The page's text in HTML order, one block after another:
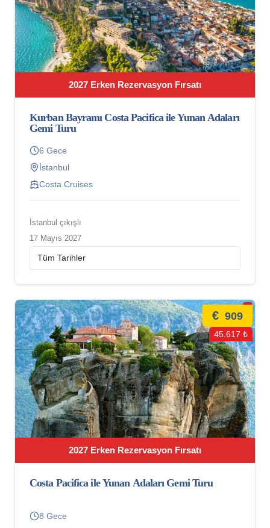
2027 Erken Rezervasyon Fırsatı
Kurban Bayramı Costa Pacifica ile Yunan Adaları
Gemi Turu
6 Gece
İstanbul
Costa Cruises
İstanbul çıkışlı
17 Mayıs 2027
2027 Erken Rezervasyon Fırsatı
€ 909
45.617 ₺
Costa Pacifica ile Yunan Adaları Gemi Turu
8 Gece